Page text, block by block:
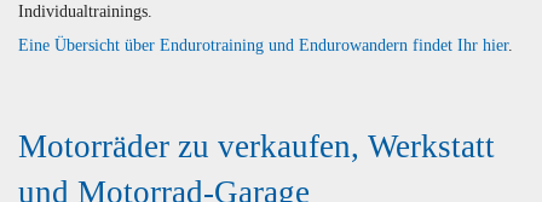
Individualtrainings.
Eine Übersicht über Endurotraining und Endurowandern findet Ihr hier.
Motorräder zu verkaufen, Werkstatt
und Motorrad-Garage